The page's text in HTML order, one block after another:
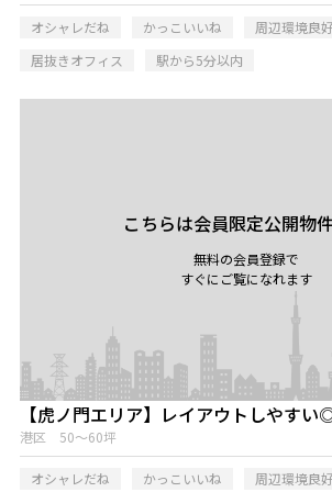
オシャレだね かっこいいね 周辺環境良
居抜きオフィス
駅から5分以内
こちらは会員限定公開物
無料の会員登録で
すぐにご覧になれます
【虎ノ門エリア】レイアウトしやす
港区 50～60坪
オシャレだね かっこいいね 周辺環境良